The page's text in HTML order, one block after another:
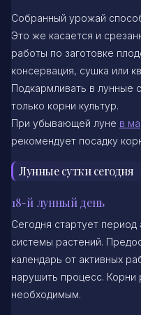
Собранный урожай
Это же касается и
работы по заготовке
консервация, сушка или
Подкармливать в лунные
только корни культур.
При убывающей луне в
рекомендует посадку
Лунные сутки сегодня
18-й лунный день
Сегодня стартует период
системы растений.
календарь от активных
нарушить процесс. Корни
необходимым.